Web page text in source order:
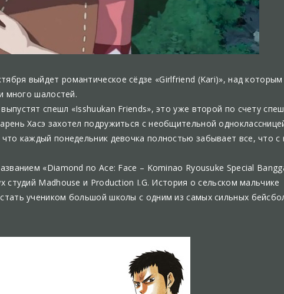
выйдет романтическое сёдзе «Girlfriend (Kari)», над которым
много шалостей.
спешл «Isshuukan Friends», это уже второй по счету
Хасэ захотел подружиться с необщительной
каждый понедельник девочка полностью забывает все, что с
«Diamond no Ace: Face – Kominao Ryousuke Special
студий Madhouse и Production I.G. История о сельском мальчике
учеником большой школы с одним из самых сильных